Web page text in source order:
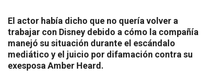
El actor había dicho que no quería volver a
trabajar con Disney debido a cómo la compañía
manejó su situación durante el escándalo
mediático y el juicio por difamación contra su
exesposa Amber Heard.